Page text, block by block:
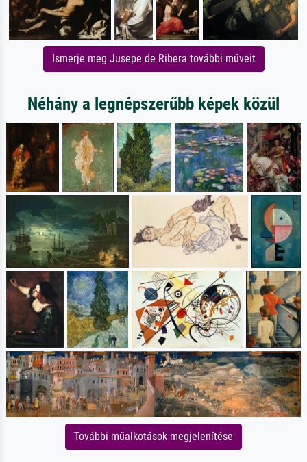
Ismerje meg Jusepe de Ribera további műveit
Néhány a legnépszerűbb képek közül
További műalkotások megjelenítése